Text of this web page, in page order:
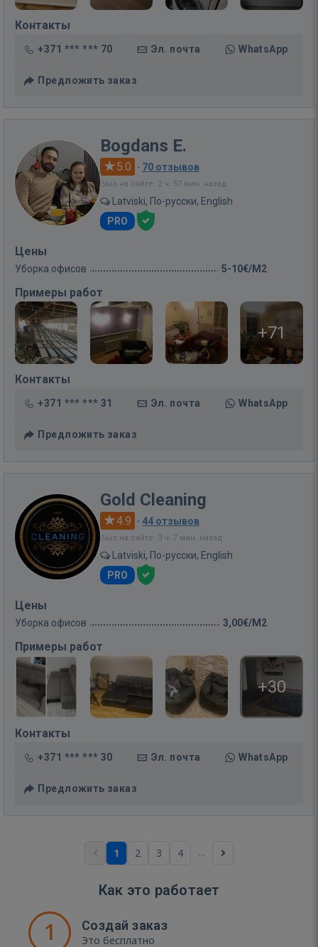
Контакты
+371 *** *** 70 Эл. почта WhatsApp
Предложить заказ
Bogdans E.
5.0 · 70 отзывов
Был на сайте: 2 ч. 57 мин. назад
Latviski, По-русски, English
PRO
Цены
Уборка офисов 5-10€/M2
Примеры работ
+71
Контакты
+371 *** *** 31 Эл. почта WhatsApp
Предложить заказ
Gold Cleaning
4.9 · 44 отзывов
Был на сайте: 3 ч. 7 мин. назад
Latviski, По-русски, English
PRO
Цены
Уборка офисов 3,00€/M2
Примеры работ
+30
Контакты
+371 *** *** 30 Эл. почта WhatsApp
Предложить заказ
1 2 3 4 ...
Как это работает
1 Создай заказ
Это бесплатно